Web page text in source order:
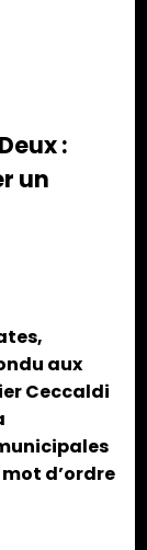
:
un
aux
Ceccaldi
d’ordre